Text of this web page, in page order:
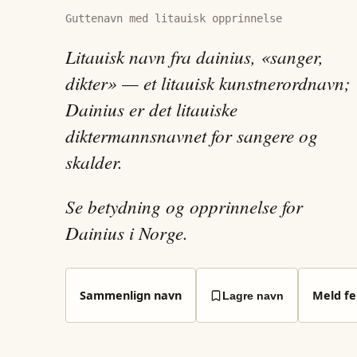
Guttenavn med litauisk opprinnelse
Litauisk navn fra dainius, «sanger,
dikter» — et litauisk kunstnerordnavn;
Dainius er det litauiske
diktermannsnavnet for sangere og
skalder.
Se betydning og opprinnelse for
Dainius i Norge.
Sammenlign navn Lagre navn Meld